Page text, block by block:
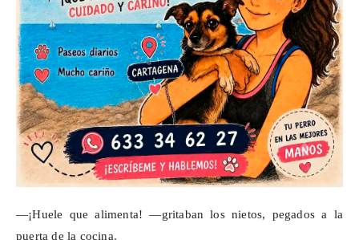
—¡Huele que alimenta! —gritaban los nietos, pegados a la
puerta de la cocina.